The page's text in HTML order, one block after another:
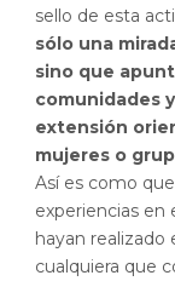
sello de esta
sólo una
sino que
comunidades
extensión
mujeres o
Así es como
experiencias en
hayan
cualquiera que